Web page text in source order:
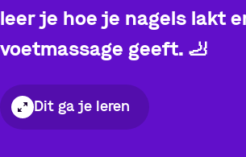
leer je hoe je nagels lakt
voetmassage geeft. 🦶
Dit ga je leren